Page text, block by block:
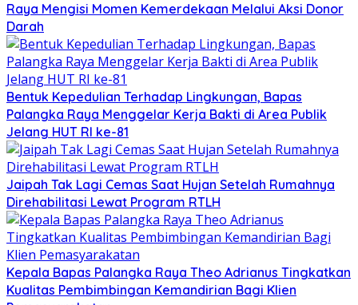
Raya Mengisi Momen Kemerdekaan Melalui Aksi Donor
Darah
Bentuk Kepedulian Terhadap Lingkungan, Bapas
Palangka Raya Menggelar Kerja Bakti di Area Publik
Jelang HUT RI ke-81
Jaipah Tak Lagi Cemas Saat Hujan Setelah Rumahnya
Direhabilitasi Lewat Program RTLH
Kepala Bapas Palangka Raya Theo Adrianus Tingkatkan
Kualitas Pembimbingan Kemandirian Bagi Klien